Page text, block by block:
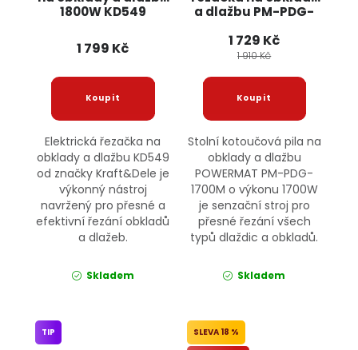
1800W KD549
1 799 Kč
Elektrická řezačka na
obklady a dlažbu KD549
od značky Kraft&Dele je
výkonný nástroj
navržený pro přesné a
efektivní řezání obkladů
a dlažeb.
Skladem
a dlažbu PM-PDG-
1 729 Kč
1 910 Kč
Stolní kotoučová pila na
obklady a dlažbu
POWERMAT PM-PDG-
1700M o výkonu 1700W
je senzační stroj pro
přesné řezání všech
typů dlaždic a obkladů.
Skladem
TIP 18 %